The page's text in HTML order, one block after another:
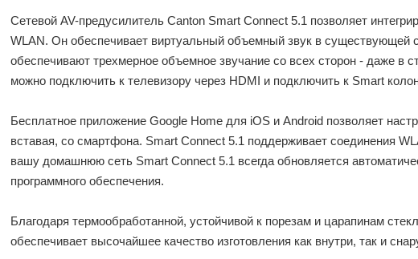
Сетевой AV-предусилитель Canton Smart Connect 5.1 позволяет
WLAN. Он обеспечивает виртуальный объемный звук в
обеспечивают трехмерное объемное звучание со всех сторон - даже в
можно подключить к телевизору через HDMI и подключить к Smart
Бесплатное приложение Google Home для iOS и Android позволяет
вставая, со смартфона. Smart Connect 5.1 поддерживает соединения
вашу домашнюю сеть Smart Connect 5.1 всегда обновляется
программного обеспечения.
Благодаря термообработанной, устойчивой к порезам и царапинам
обеспечивает высочайшее качество изготовления как внутри, так и